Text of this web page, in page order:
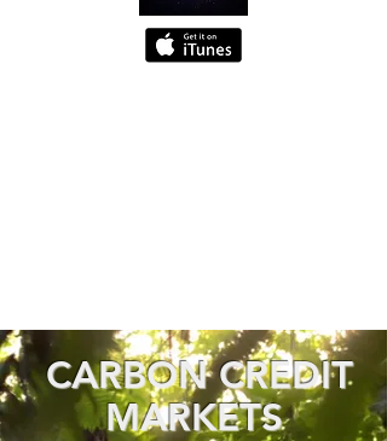
CARBON CREDIT
MARKETS